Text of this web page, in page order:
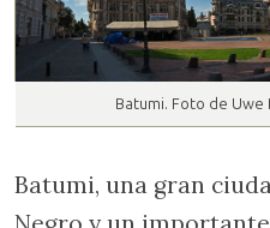
Batumi. Foto de Uwe
Batumi, una gran